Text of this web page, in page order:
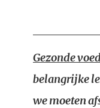
Gezonde
belangrijke
we moeten